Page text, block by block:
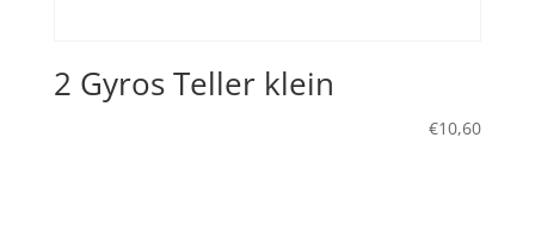
2 Gyros Teller klein
€10,60